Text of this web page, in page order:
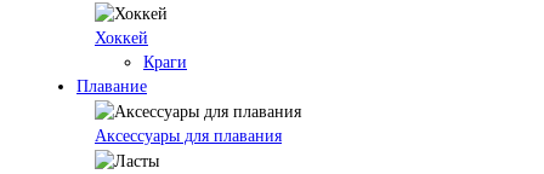
Хоккей
Краги
Плавание
Аксессуары для плавания